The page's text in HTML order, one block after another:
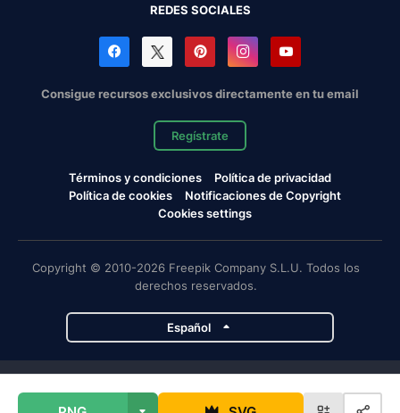
REDES SOCIALES
Consigue recursos exclusivos directamente en tu email
Regístrate
Términos y condiciones
Política de privacidad
Política de cookies
Notificaciones de Copyright
Cookies settings
Copyright © 2010-2026 Freepik Company S.L.U. Todos los
derechos reservados.
Español